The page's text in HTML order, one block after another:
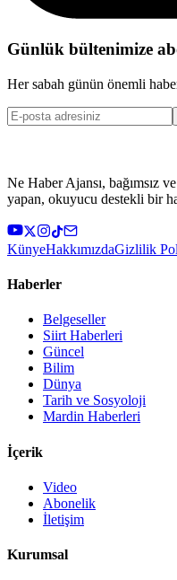
Günlük bültenimize
Her sabah günün önemli
Ne Haber Ajansı, bağımsız
yapan, okuyucu destekli bir
KünyeHakkımızdaGizlilik
Haberler
Belgeseller
Siirt Haberleri
Güncel
Bilim
Dünya
Tarih ve Sosyoloji
Mardin Haberleri
İçerik
Video
Abonelik
İletişim
Kurumsal